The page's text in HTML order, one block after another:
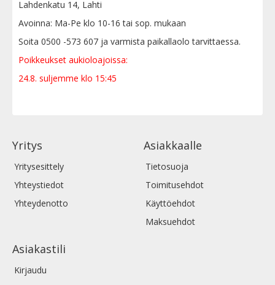
Lahdenkatu 14, Lahti
Avoinna: Ma-Pe klo 10-16 tai sop. mukaan
Soita 0500 -573 607 ja varmista paikallaolo tarvittaessa.
Poikkeukset aukioloajoissa:
24.8. suljemme klo 15:45
Yritys
Yritysesittely
Yhteystiedot
Yhteydenotto
Asiakkaalle
Tietosuoja
Toimitusehdot
Käyttöehdot
Maksuehdot
Asiakastili
Kirjaudu